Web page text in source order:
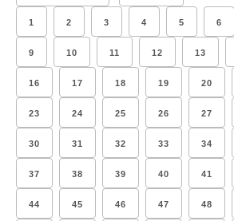
1 2 3 4 5 6
9 10 11 12 13
16 17 18 19 20
23 24 25 26 27
30 31 32 33 34
37 38 39 40 41
44 45 46 47 48